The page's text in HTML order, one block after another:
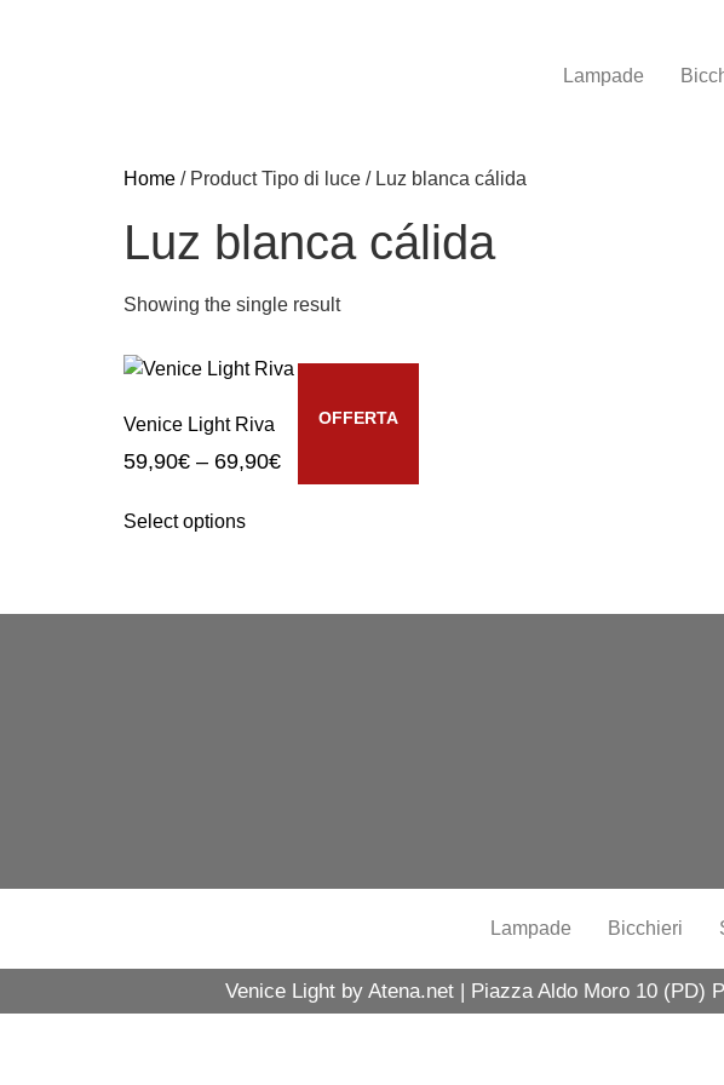
Lampade
Home / Product Tipo di luce / Luz blanca cálida
Luz blanca cálida
Showing the single result
OFFERTA
Venice Light Riva
59,90€ – 69,90€
Select options
Lampade Bicchieri
Venice Light by Atena.net | Piazza Aldo Moro 10 (PD)